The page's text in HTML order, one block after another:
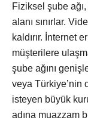
Fiziksel şube
alanı sınırlar.
kaldırır. İnternet
müşterilere
şube ağını
veya Türkiye’nin
isteyen büyük
adına muazzam